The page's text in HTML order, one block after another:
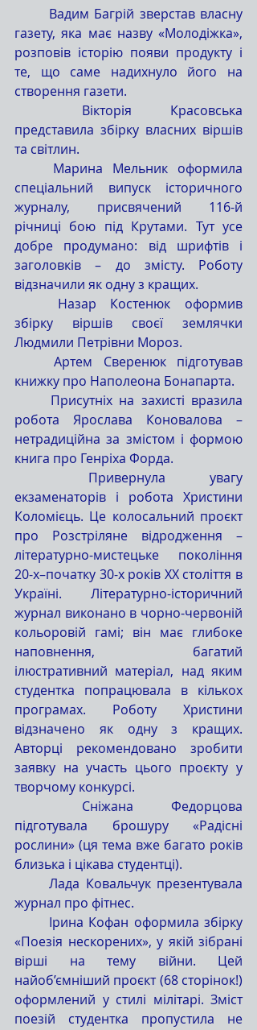
газету, яка має назву «Молодіжка»,
розповів історію появи продукту і
те, що саме надихнуло його на
створення газети.
представила збірку власних віршів
та світлин.
спеціальний випуск історичного
журналу, присвячений 116-й
річниці бою під Крутами. Тут усе
добре продумано: від шрифтів і
заголовків – до змісту. Роботу
відзначили як одну з кращих.
збірку віршів своєї землячки
Людмили Петрівни Мороз.
	Артем Сверенюк підготував
книжку про Наполеона Бонапарта.
робота Ярослава Коновалова –
нетрадиційна за змістом і формою
книга про Генріха Форда.
екзаменаторів і робота Христини
Коломієць. Це колосальний проєкт
про Розстріляне відродження –
літературно-мистецьке покоління
20-х–початку 30-х років XX століття в
Україні. Літературно-історичний
журнал виконано в чорно-червоній
кольоровій гамі; він має глибоке
наповнення, багатий
ілюстративний матеріал, над яким
студентка попрацювала в кількох
програмах. Роботу Христини
відзначено як одну з кращих.
Авторці рекомендовано зробити
заявку на участь цього проєкту у
творчому конкурсі.
підготувала брошуру «Радісні
рослини» (ця тема вже багато років
близька і цікава студентці).
	Лада Ковальчук презентувала
журнал про фітнес.
«Поезія нескорених», у якій зібрані
вірші на тему війни. Цей
найоб’ємніший проєкт (68 сторінок!)
оформлений у стилі мілітарі. Зміст
поезій студентка пропустила не